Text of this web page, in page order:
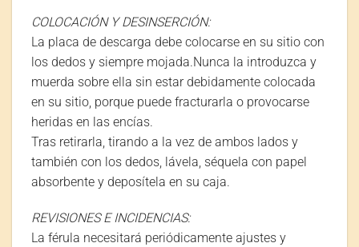
COLOCACIÓN Y DESINSERCIÓN:
La placa de descarga debe colocarse en su sitio con
los dedos y siempre mojada.Nunca la introduzca y
muerda sobre ella sin estar debidamente colocada
en su sitio, porque puede fracturarla o provocarse
heridas en las encías.
Tras retirarla, tirando a la vez de ambos lados y
también con los dedos, lávela, séquela con papel
absorbente y deposítela en su caja.
REVISIONES E INCIDENCIAS:
La férula necesitará periódicamente ajustes y